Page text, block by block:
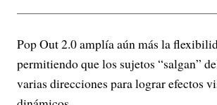
Pop Out 2.0 amplía aún más la
permitiendo que los sujetos “salgan”
varias direcciones para lograr efectos